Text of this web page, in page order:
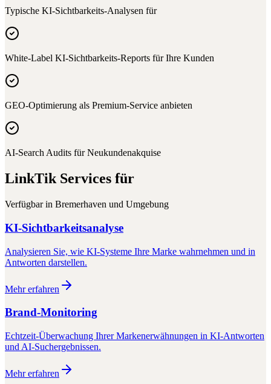
Typische KI-Sichtbarkeits-Analysen für
White-Label KI-Sichtbarkeits-Reports für Ihre Kunden
GEO-Optimierung als Premium-Service anbieten
AI-Search Audits für Neukundenakquise
LinkTik Services für
Verfügbar in Bremerhaven und Umgebung
KI-Sichtbarkeitsanalyse
Analysieren Sie, wie KI-Systeme Ihre Marke wahrnehmen und in
Antworten darstellen.
Mehr erfahren
Brand-Monitoring
Echtzeit-Überwachung Ihrer Markenerwähnungen in KI-Antworten
und AI-Suchergebnissen.
Mehr erfahren